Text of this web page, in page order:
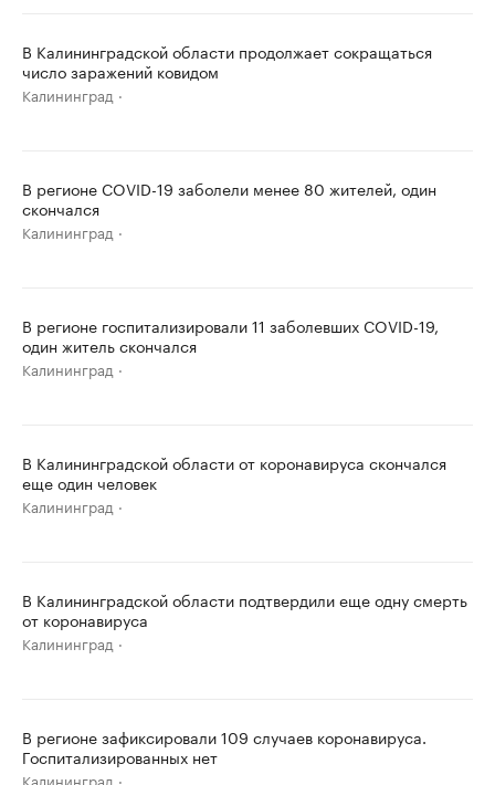
В Калининградской области продолжает сокращаться
число заражений ковидом
Калининград
В регионе COVID-19 заболели менее 80 жителей, один
скончался
Калининград
В регионе госпитализировали 11 заболевших COVID-19,
один житель скончался
Калининград
В Калининградской области от коронавируса скончался
еще один человек
Калининград
В Калининградской области подтвердили еще одну смерть
от коронавируса
Калининград
В регионе зафиксировали 109 случаев коронавируса.
Госпитализированных нет
Калининград